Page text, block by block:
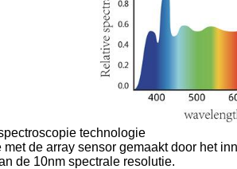
technologie
met de array sensor gemaakt door het
de 10nm spectrale resolutie.